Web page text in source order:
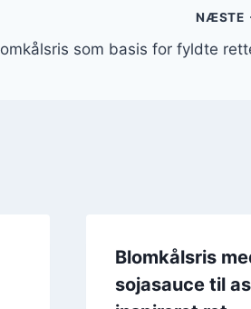
NÆSTE
som basis for fyldte
Blomkålsris
sojasauce til